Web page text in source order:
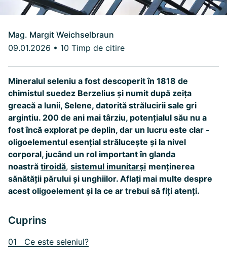
Mag. Margit Weichselbraun
09.01.2026 • 10 Timp de citire
Mineralul seleniu a fost descoperit în 1818 de
chimistul suedez Berzelius și numit după zeița
greacă a lunii, Selene, datorită strălucirii sale gri
argintiu. 200 de ani mai târziu, potențialul său nu a
fost încă explorat pe deplin, dar un lucru este clar -
oligoelementul esențial strălucește și la nivel
corporal, jucând un rol important în glanda
noastră tiroidă, sistemul imunitarși menținerea
sănătății părului și unghiilor. Aflați mai multe despre
acest oligoelement și la ce ar trebui să fiți atenți.
Cuprins
01 Ce este seleniul?